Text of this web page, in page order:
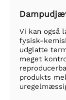
Vi kan også
fysisk-
udglatte
meget
produkts